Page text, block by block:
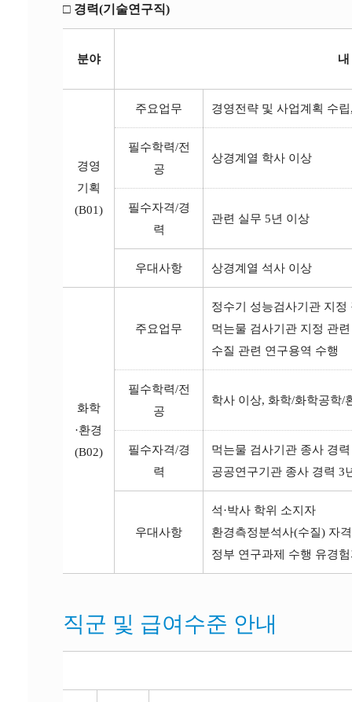
□ 경력(기술연구직)
분야
경영
기획
(B01)
주요업무 경영전략 및 사업계획 수
필수학력/전
공
상경계열 학사 이상
필수자격/경
력
관련 실무 5년 이상
우대사항 상경계열 석사 이상
화학
·환경
(B02)
주요업무
정수기 성능검사기관 지정
먹는물 검사기관 지정 관
수질 관련 연구용역 수행
필수학력/전
공
학사 이상, 화학/화학공학/
필수자격/경
력
먹는물 검사기관 종사 경
공공연구기관 종사 경력 3
우대사항
석·박사 학위 소지자
환경측정분석사(수질) 자
정부 연구과제 수행 유경
직군 및 급여수준 안내